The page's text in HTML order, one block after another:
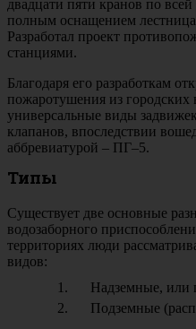
двадцати пяти кранов по
полным оснащением
Разработал проект
станциями.
Благодаря его разработкам
пожаротушения из
универсальные виды
клапанов, впоследствии
аббревиатурой – ПГ–5.
Типы
Существует две основные
водозаборного
территориях люди
видов:
Надземные, или
Подземные